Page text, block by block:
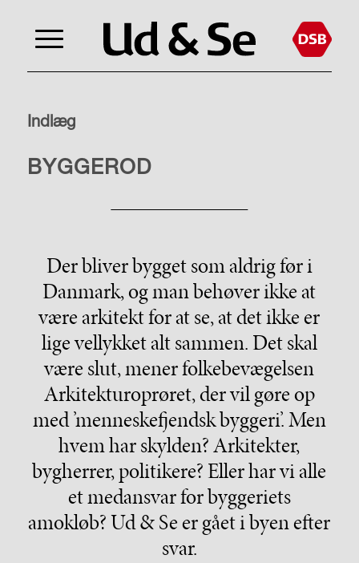
Indlæg
SAMFUND
BYGGEROD
Der bliver bygget som aldrig før i
Danmark, og man behøver ikke at
være arkitekt for at se, at det ikke er
lige vellykket alt sammen. Det skal
være slut, mener folkebevægelsen
Arkitekturoprøret, der vil gøre op
med ’menneskefjendsk byggeri’. Men
hvem har skylden? Arkitekter,
bygherrer, politikere? Eller har vi alle
et medansvar for byggeriets
amokløb? Ud & Se er gået i byen efter
svar.